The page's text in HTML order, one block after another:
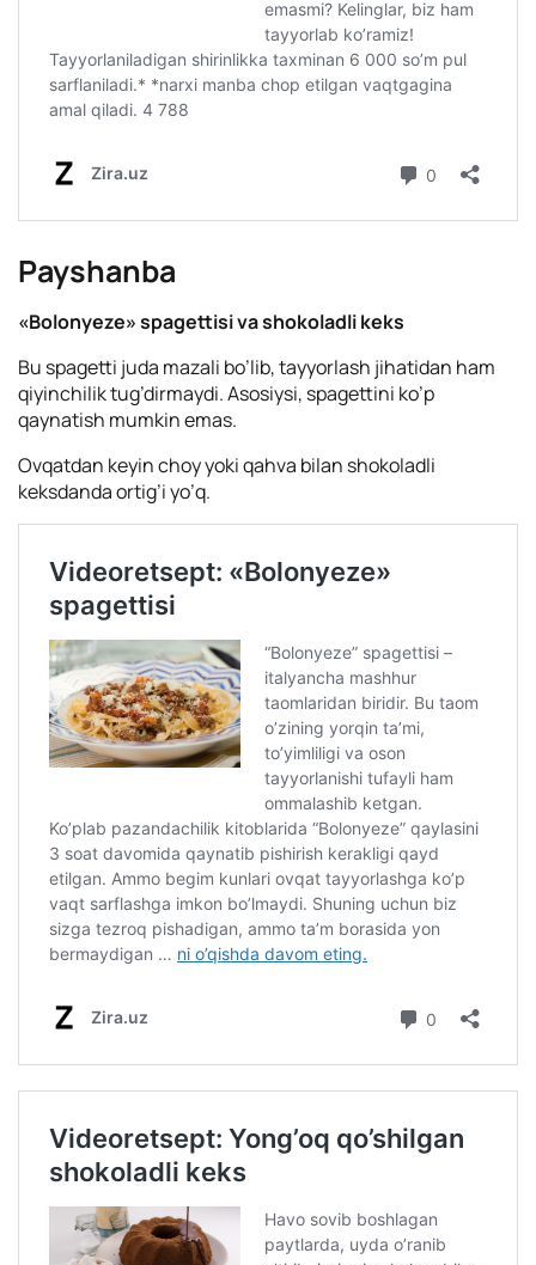
Payshanba
«Bolonyeze» spagettisi va shokoladli keks
Bu spagetti juda mazali bo’lib, tayyorlash jihatidan ham
qiyinchilik tug’dirmaydi. Asosiysi, spagettini ko’p
qaynatish mumkin emas.
Ovqatdan keyin choy yoki qahva bilan shokoladli
keksdanda ortig’i yo’q.